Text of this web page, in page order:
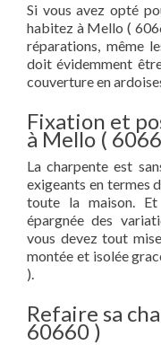
Si vous avez opté
habitez à Mello (
réparations, même
doit évidemment
couverture en
Fixation et
à Mello (
La charpente est
exigeants en termes
toute la maison.
épargnée des
vous devez tout
montée et isolée
).
Refaire sa
60660 )